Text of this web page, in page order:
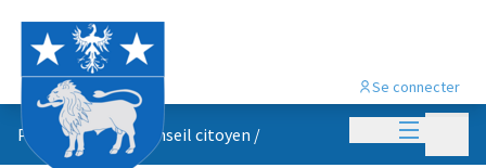
Menu
Se connecter
Propositions du conseil citoyen /